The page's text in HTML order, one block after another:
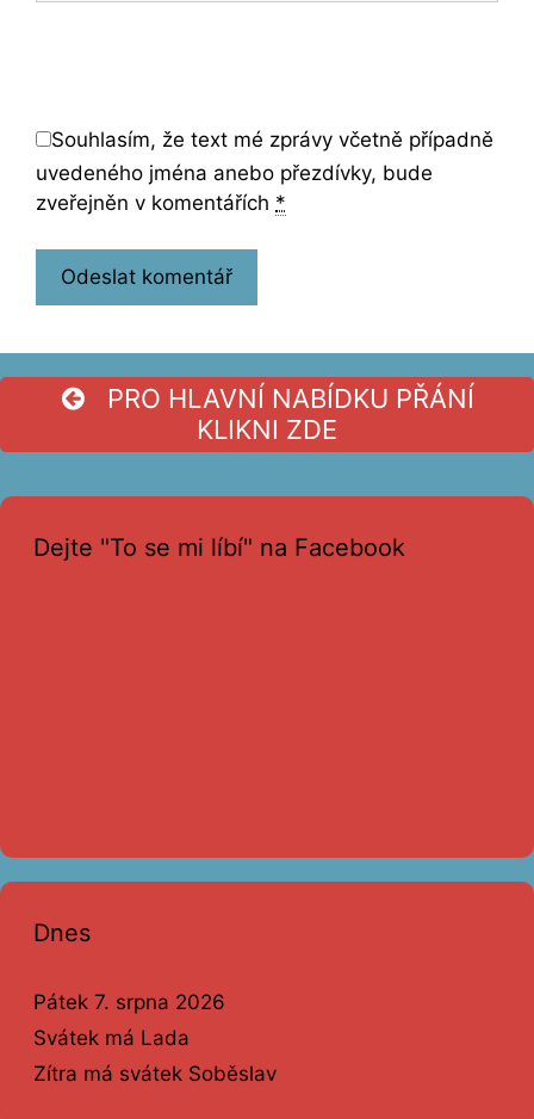
Souhlasím, že text mé zprávy včetně případně
uvedeného jména anebo přezdívky, bude
zveřejněn v komentářích *
PRO HLAVNÍ NABÍDKU PŘÁNÍ
KLIKNI ZDE
Dejte "To se mi líbí" na Facebook
Dnes
Pátek 7. srpna 2026
Svátek má Lada
Zítra má svátek Soběslav